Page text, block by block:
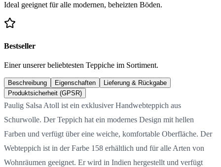
Ideal geeignet für alle modernen, beheizten Böden.
Bestseller
Einer unserer beliebtesten Teppiche im Sortiment.
Beschreibung Eigenschaften
Lieferung & Rückgabe
Produktsicherheit (GPSR)
Paulig Salsa Atoll ist ein exklusiver Handwebteppich aus
Schurwolle. Der Teppich hat ein modernes Design mit hellen
Farben und verfügt über eine weiche, komfortable Oberfläche. Der
Webteppich ist in der Farbe 158 erhältlich und für alle Arten von
Wohnräumen geeignet. Er wird in Indien hergestellt und verfügt